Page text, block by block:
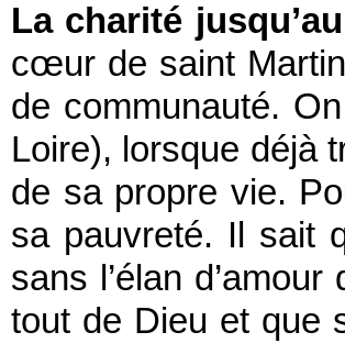
La charité
cœur de saint
de communauté.
Loire), lorsque déjà
de sa propre vie.
sa pauvreté. Il sait
sans l’élan
tout de Dieu et que